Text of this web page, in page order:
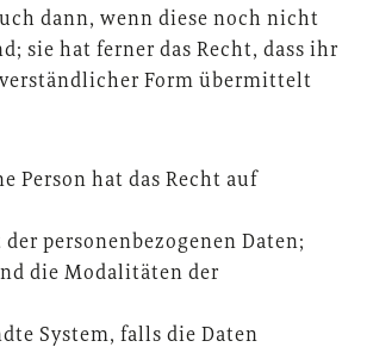
dann, wenn diese noch nicht
sie hat ferner das Recht, dass ihr
Form übermittelt
Person hat das Recht auf
personenbezogenen Daten;
die Modalitäten der
System, falls die Daten